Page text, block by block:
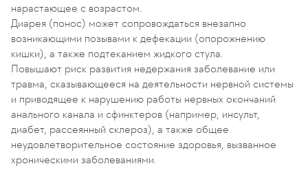
нарастающее с возрастом.
Диарея (понос) может сопровождаться внезапно
возникающими позывами к дефекации (опорожнению
кишки), а также подтеканием жидкого стула.
Повышают риск развития недержания заболевание или
травма, сказывающееся на деятельности нервной системы
и приводящее к нарушению работы нервных окончаний
анального канала и сфинктеров (например, инсульт,
диабет, рассеянный склероз), а также общее
неудовлетворительное состояние здоровья, вызванное
хроническими заболеваниями.